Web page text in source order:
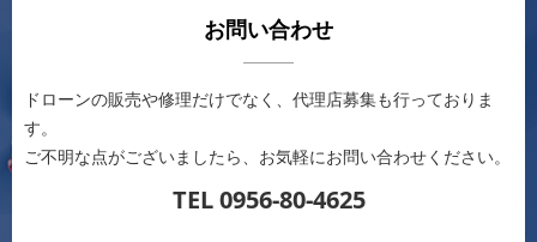
お問い合わせ
ドローンの販売や修理だけでなく、代理店募集も行っておりま
す。
ご不明な点がございましたら、お気軽にお問い合わせください。
TEL 0956-80-4625